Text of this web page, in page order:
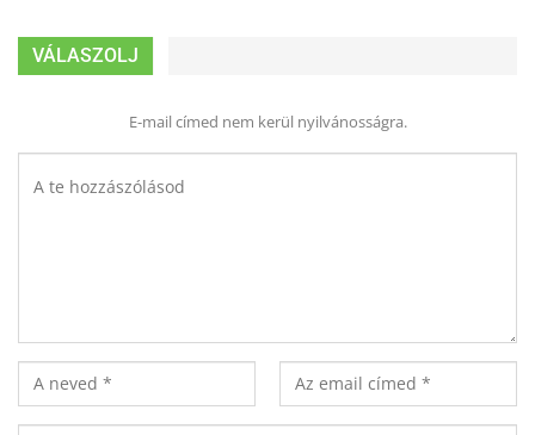
VÁLASZOLJ
E-mail címed nem kerül nyilvánosságra.